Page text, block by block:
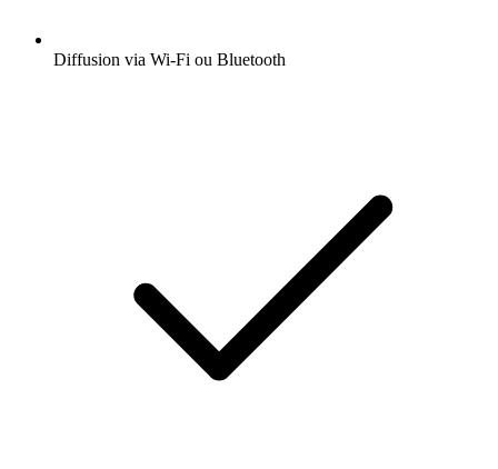
Diffusion via Wi-Fi ou Bluetooth